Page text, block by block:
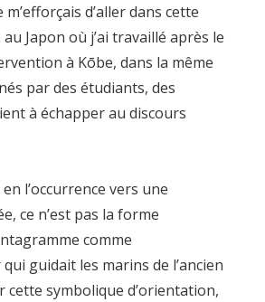
d’aller dans cette
Japon où j’ai travaillé après le
à Kōbe, dans la même
par des étudiants, des
à échapper au discours
l’occurrence vers une
ce n’est pas la forme
comme
guidait les marins de l’ancien
symbolique d’orientation,